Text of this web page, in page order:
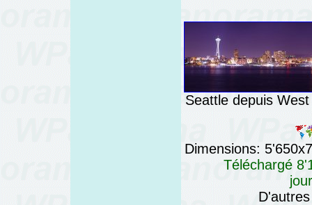
Seattle depuis
Dimensions:
Téléchargé